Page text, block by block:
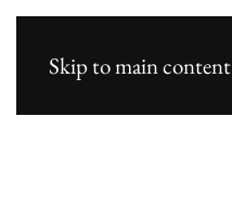
Skip to main content